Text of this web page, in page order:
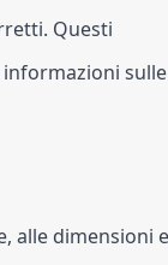
Questi
sulle
alle dimensioni e